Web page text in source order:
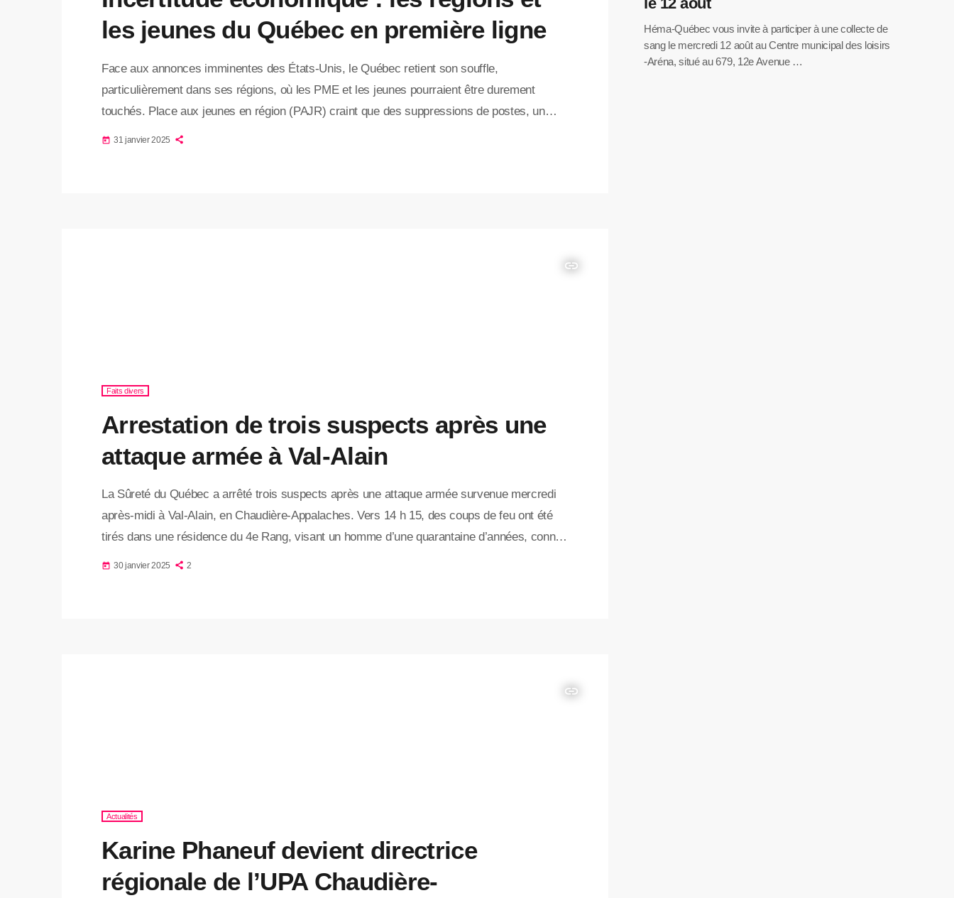
les jeunes du Québec en première ligne
Face aux annonces imminentes des États-Unis, le Québec retient son souffle,
particulièrement dans ses régions, où les PME et les jeunes pourraient être durement
touchés. Place aux jeunes en région (PAJR) craint que des suppressions de postes, un
ralentissement des investissements et une hausse du chômage compromettent
today 31 janvier 2025
insert_link
Faits divers
Arrestation de trois suspects après une
attaque armée à Val-Alain
La Sûreté du Québec a arrêté trois suspects après une attaque armée survenue mercredi
après-midi à Val-Alain, en Chaudière-Appalaches. Vers 14 h 15, des coups de feu ont été
tirés dans une résidence du 4e Rang, visant un homme d’une quarantaine d’années, connu
des services policiers. La victime a été transportée à l’hôpital, mais sa vie n’est pas en
today 30 janvier 2025 2
insert_link
Actualités
Karine Phaneuf devient directrice
régionale de l’UPA Chaudière-
Héma-Québec vous invite à participer à une collecte de
sang le mercredi 12 août au Centre municipal des loisirs
-Aréna, situé au 679, 12e Avenue …